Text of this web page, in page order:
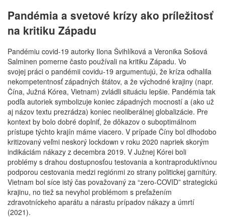
Pandémia a svetové krízy ako príležitosť
na kritiku Západu
Pandémiu covid-19 autorky Ilona Švihlíková a Veronika Sošová
Salminen pomerne často používali na kritiku Západu. Vo
svojej práci o pandémii covidu‑19 argumentujú, že kríza odhalila
nekompetentnosť západných štátov, a že východné krajiny (napr.
Čína, Južná Kórea, Vietnam) zvládli situáciu lepšie. Pandémia tak
podľa autoriek symbolizuje koniec západných mocností a (ako už
aj názov textu prezrádza) koniec neoliberálnej globalizácie. Pre
kontext by bolo dobré doplniť, že dôkazov o suboptimálnom
prístupe týchto krajín máme viacero. V prípade Číny bol dlhodobo
kritizovaný veľmi neskorý lockdown v roku 2020 napriek skorým
indikáciám nákazy z decembra 2019. V Južnej Kórei boli
problémy s drahou dostupnosťou testovania a kontraproduktívnou
podporou cestovania medzi regiónmi zo strany politickej garnitúry.
Vietnam bol síce istý čas považovaný za “zero-COVID” strategickú
krajinu, no tiež sa nevyhol problémom s preťažením
zdravotníckeho aparátu a nárastu prípadov nákazy a úmrtí
(2021).